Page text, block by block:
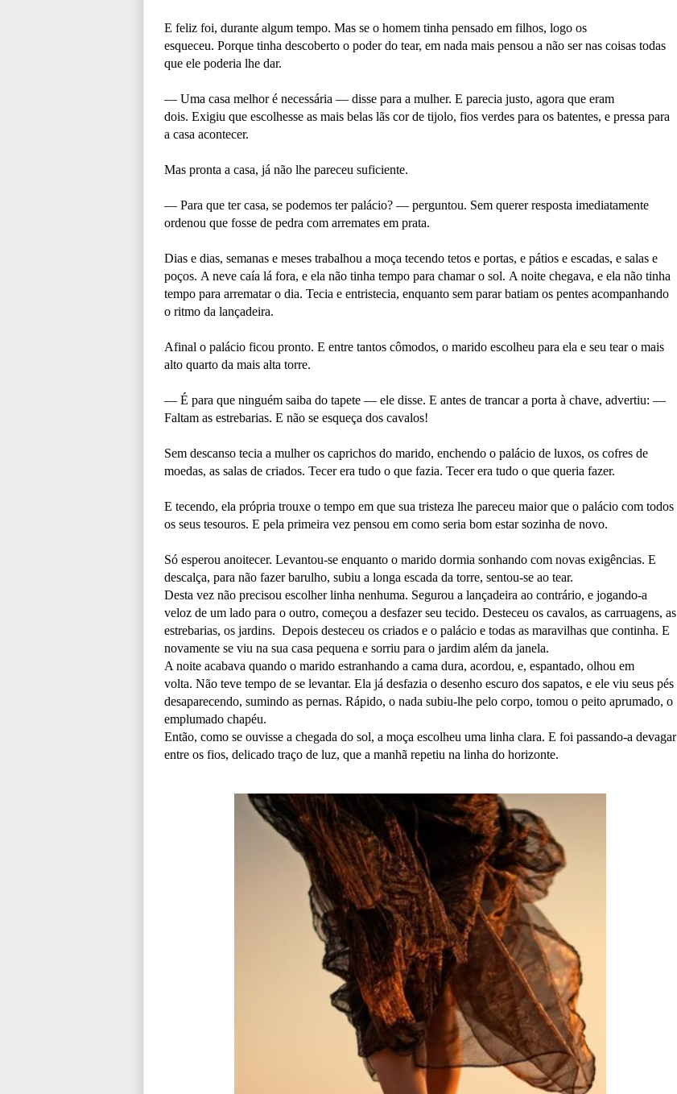
E feliz foi, durante algum tempo. Mas se o homem tinha pensado em filhos, logo os
esqueceu. Porque tinha descoberto o poder do tear, em nada mais pensou a não ser nas coisas todas
que ele poderia lhe dar.
— Uma casa melhor é necessária — disse para a mulher. E parecia justo, agora que eram
dois. Exigiu que escolhesse as mais belas lãs cor de tijolo, fios verdes para os batentes, e pressa para
a casa acontecer.
Mas pronta a casa, já não lhe pareceu suficiente.
— Para que ter casa, se podemos ter palácio? — perguntou. Sem querer resposta imediatamente
ordenou que fosse de pedra com arremates em prata.
Dias e dias, semanas e meses trabalhou a moça tecendo tetos e portas, e pátios e escadas, e salas e
poços. A neve caía lá fora, e ela não tinha tempo para chamar o sol. A noite chegava, e ela não tinha
tempo para arrematar o dia. Tecia e entristecia, enquanto sem parar batiam os pentes acompanhando
o ritmo da lançadeira.
Afinal o palácio ficou pronto. E entre tantos cômodos, o marido escolheu para ela e seu tear o mais
alto quarto da mais alta torre.
— É para que ninguém saiba do tapete — ele disse. E antes de trancar a porta à chave, advertiu: —
Faltam as estrebarias. E não se esqueça dos cavalos!
Sem descanso tecia a mulher os caprichos do marido, enchendo o palácio de luxos, os cofres de
moedas, as salas de criados. Tecer era tudo o que fazia. Tecer era tudo o que queria fazer.
E tecendo, ela própria trouxe o tempo em que sua tristeza lhe pareceu maior que o palácio com todos
os seus tesouros. E pela primeira vez pensou em como seria bom estar sozinha de novo.
Só esperou anoitecer. Levantou-se enquanto o marido dormia sonhando com novas exigências. E
descalça, para não fazer barulho, subiu a longa escada da torre, sentou-se ao tear.
Desta vez não precisou escolher linha nenhuma. Segurou a lançadeira ao contrário, e jogando-a
veloz de um lado para o outro, começou a desfazer seu tecido. Desteceu os cavalos, as carruagens, as
estrebarias, os jardins. Depois desteceu os criados e o palácio e todas as maravilhas que continha. E
novamente se viu na sua casa pequena e sorriu para o jardim além da janela.
A noite acabava quando o marido estranhando a cama dura, acordou, e, espantado, olhou em
volta. Não teve tempo de se levantar. Ela já desfazia o desenho escuro dos sapatos, e ele viu seus pés
desaparecendo, sumindo as pernas. Rápido, o nada subiu-lhe pelo corpo, tomou o peito aprumado, o
emplumado chapéu.
Então, como se ouvisse a chegada do sol, a moça escolheu uma linha clara. E foi passando-a devagar
entre os fios, delicado traço de luz, que a manhã repetiu na linha do horizonte.